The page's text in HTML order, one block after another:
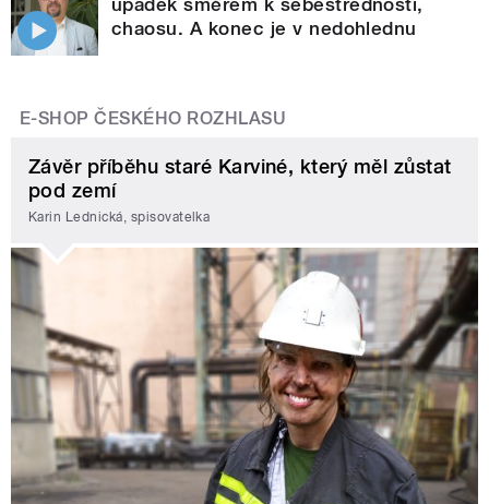
úpadek směrem k sebestřednosti,
chaosu. A konec je v nedohlednu
E-SHOP ČESKÉHO ROZHLASU
Závěr příběhu staré Karviné, který měl zůstat
pod zemí
Karin Lednická, spisovatelka